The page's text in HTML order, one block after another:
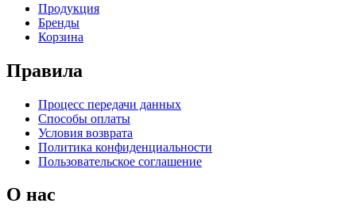
Продукция
Бренды
Корзина
Правила
Процесс передачи данных
Способы оплаты
Условия возврата
Политика конфиденциальности
Пользовательское соглашение
О нас